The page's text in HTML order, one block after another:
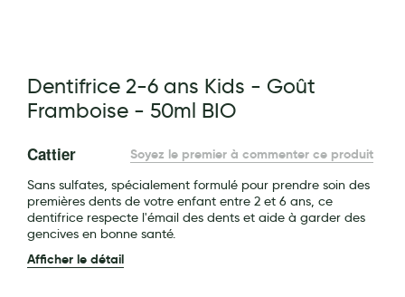
Accessoires, coutellerie, brosserie
Bouillottes
Parfums et bougies d'ambiance
Beauté au naturel
Huiles
Mon bébé
Dentifrice 2-6 ans Kids - Goût
Framboise - 50ml BIO
Cattier
Soyez le premier à commenter ce produit
Sans sulfates, spécialement formulé pour prendre soin des
premières dents de votre enfant entre 2 et 6 ans, ce
dentifrice respecte l'émail des dents et aide à garder des
gencives en bonne santé.
Afficher le détail